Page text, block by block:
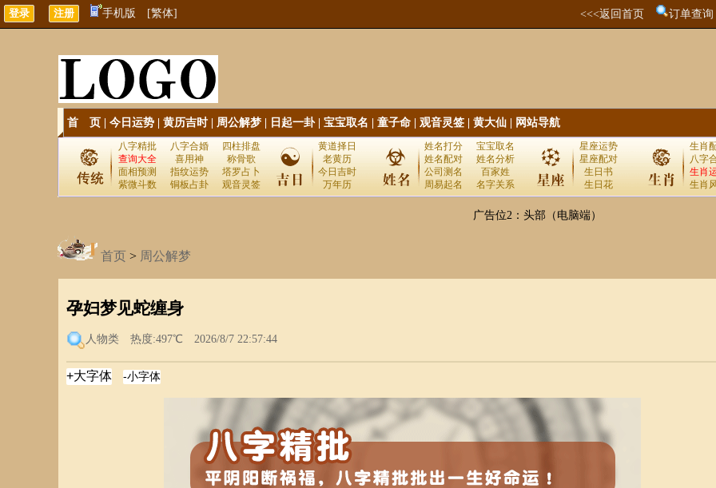
手机版 [繁体] <<<返回首页 订单查询
首 页 今日运势 黄历吉时| 周公解梦 日起一卦| 宝宝取名 童子命 观音灵签 黄大仙 网站导航
八字精批 八字合婚
四柱排盘
查询大全
喜用神
称骨歌
面相预测
指纹运势
塔罗占卜
紫微斗数
铜板占卦 观音灵签
黄道择日
老黄历
今日吉时
万年历
姓名打分
宝宝取名
姓名配对
姓名分析
公司测名
百家姓
周易起名
名字关系
星座运势
星座配对
生日书
生日花
生肖
八字
生肖
生肖
广告位2：头部（电脑端）
首页 > 周公解梦
孕妇梦见蛇缠身
人物类 热度:497℃ 2026/8/7 22:57:44